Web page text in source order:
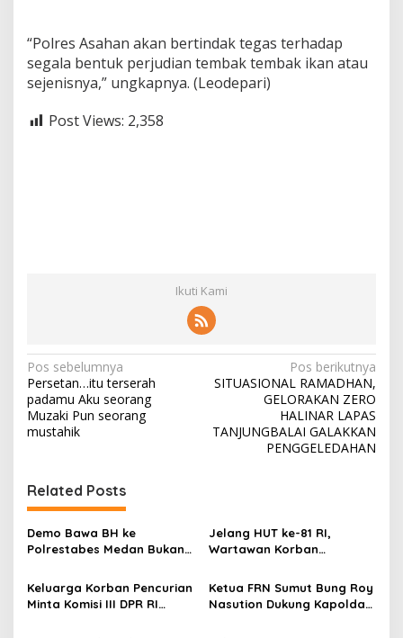
“Polres Asahan akan bertindak tegas terhadap
segala bentuk perjudian tembak tembak ikan atau
sejenisnya,” ungkapnya. (Leodepari)
Post Views: 2,358
Ikuti Kami
N
a
v
i
a
s
i
o
Pos sebelumnya
Persetan…itu terserah
padamu Aku seorang
Muzaki Pun seorang
mustahik
Pos berikutnya
SITUASIONAL RAMADHAN,
GELORAKAN ZERO
HALINAR LAPAS
TANJUNGBALAI GALAKKAN
PENGGELEDAHAN
Related Posts
Demo Bawa BH ke
Polrestabes Medan Bukan
Pun, Melainkan Simbol Kritik
dan Rasa Kecewa
Jelang HUT ke-81 RI,
Wartawan Korban
Polisi Menangkap Pelaku
Jadi Tersangka Berharap
Perhatian Presiden
Keluarga Korban Pencurian
Minta Komisi III DPR RI
Ketua FRN Sumut Bung Roy
Nasution Dukung Kapolda